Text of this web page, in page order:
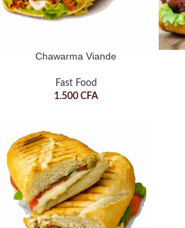
Chawarma Viande
Fast Food
1.500 CFA